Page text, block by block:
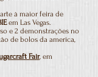
à maior feira de
em Las Vegas.
e 2 demonstrações no
de bolos da america,
Fair, em